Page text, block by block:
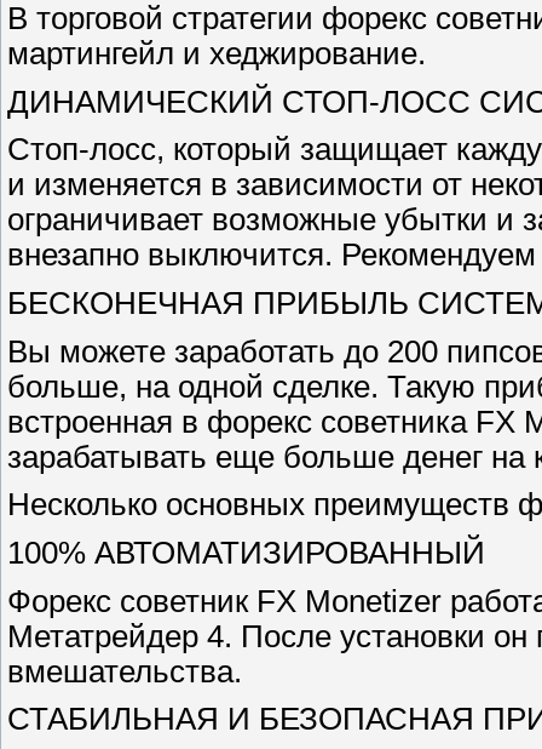
В торговой стратегии форекс
мартингейл и хеджирование.
ДИНАМИЧЕСКИЙ СТОП-ЛОСС
Стоп-лосс, который защищает
и изменяется в зависимости от
ограничивает возможные убытки
внезапно выключится.
БЕСКОНЕЧНАЯ ПРИБЫЛЬ
Вы можете заработать до 200
больше, на одной сделке. Такую
встроенная в форекс советника
зарабатывать еще больше денег на
Несколько основных преимуществ
100% АВТОМАТИЗИРОВАННЫЙ
Форекс советник FX Monetizer
Метатрейдер 4. После установки
вмешательства.
СТАБИЛЬНАЯ И БЕЗОПАСНАЯ